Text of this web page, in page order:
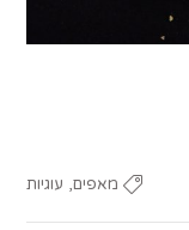
מאפים, עוגיות